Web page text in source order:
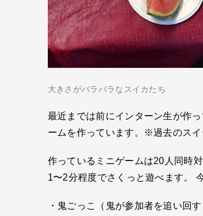
大きさがバラバラなスイカたち
最近までは前にインターン生が作
ームを作っています。※過去のス
作っているミニゲームは20人同時
1〜2分程度でさくっと遊べます。
・鬼ごっこ（鬼が参加者を追い回